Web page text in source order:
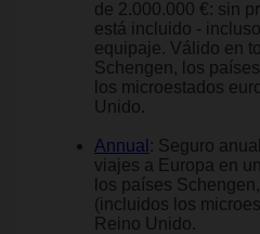
de 2.000.000 €: sin
está incluido -
equipaje. Válido en
Schengen, los
los microestados
Unido.
Annual : Seguro
viajes a Europa en
los países
(incluidos los
Reino Unido.